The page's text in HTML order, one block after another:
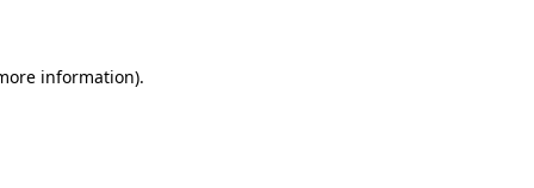
information).